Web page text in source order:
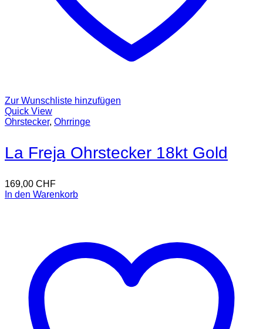
Zur Wunschliste hinzufügen
Quick View
Ohrstecker, Ohrringe
La Freja Ohrstecker 18kt Gold
169,00 CHF
In den Warenkorb